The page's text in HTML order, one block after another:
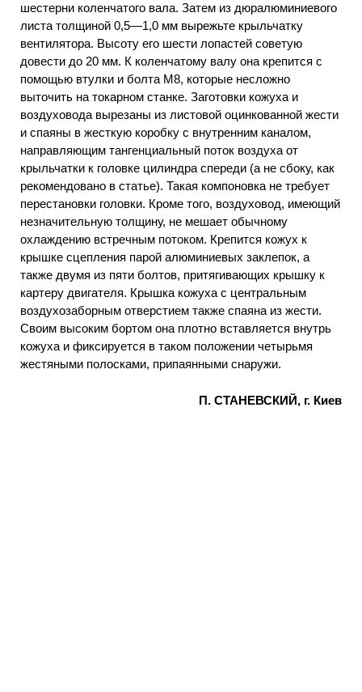
шестерни коленчатого вала. Затем из дюралюминиевого
листа толщиной 0,5—1,0 мм вырежьте крыльчатку
вентилятора. Высоту его шести лопастей советую
довести до 20 мм. К коленчатому валу она крепится с
помощью втулки и болта М8, которые несложно
выточить на токарном станке. Заготовки кожуха и
воздуховода вырезаны из листовой оцинкованной жести
и спаяны в жесткую коробку с внутренним каналом,
направляющим тангенциальный поток воздуха от
крыльчатки к головке цилиндра спереди (а не сбоку, как
рекомендовано в статье). Такая компоновка не требует
перестановки головки. Кроме того, воздуховод, имеющий
незначительную толщину, не мешает обычному
охлаждению встречным потоком. Крепится кожух к
крышке сцепления парой алюминиевых заклепок, а
также двумя из пяти болтов, притягивающих крышку к
картеру двигателя. Крышка кожуха с центральным
воздухозаборным отверстием также спаяна из жести.
Своим высоким бортом она плотно вставляется внутрь
кожуха и фиксируется в таком положении четырьмя
жестяными полосками, припаянными снаружи.
П. СТАНЕВСКИЙ, г. Киев